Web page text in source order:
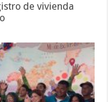
de vivienda